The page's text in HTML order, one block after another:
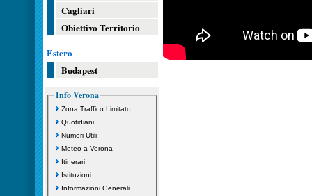
Cagliari
Obiettivo Territorio
Estero
Budapest
Info Verona
Zona Traffico Limitato
Quotidiani
Numeri Utili
Meteo a Verona
Itinerari
Istituzioni
Informazioni Generali